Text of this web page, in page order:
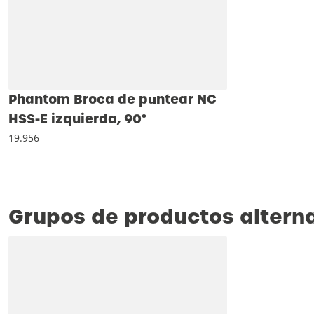
Phantom Broca de puntear NC
HSS-E izquierda, 90°
19.956
Grupos de productos